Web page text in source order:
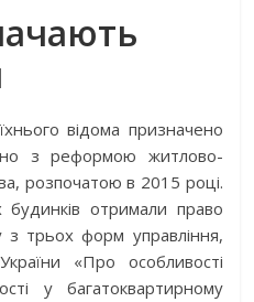
відома призначено
з реформою житлово-
розпочатою в 2015 році.
будинків отримали право
з трьох форм управління,
«Про особливості
у багатоквартирному